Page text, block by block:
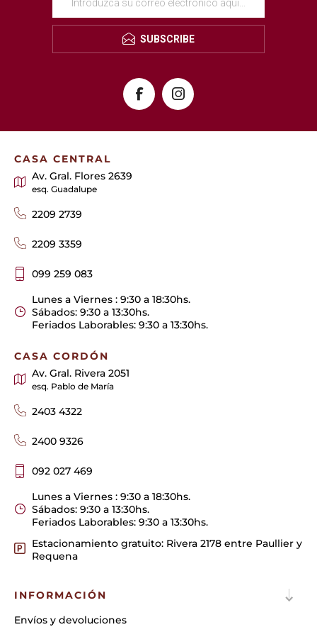
SUBSCRIBE
CASA CENTRAL
Av. Gral. Flores 2639
esq. Guadalupe
2209 2739
2209 3359
099 259 083
Lunes a Viernes : 9:30 a 18:30hs.
Sábados: 9:30 a 13:30hs.
Feriados Laborables: 9:30 a 13:30hs.
CASA CORDÓN
Av. Gral. Rivera 2051
esq. Pablo de María
2403 4322
2400 9326
092 027 469
Lunes a Viernes : 9:30 a 18:30hs.
Sábados: 9:30 a 13:30hs.
Feriados Laborables: 9:30 a 13:30hs.
Estacionamiento gratuito: Rivera 2178 entre Paullier y
Requena
INFORMACIÓN
Envíos y devoluciones